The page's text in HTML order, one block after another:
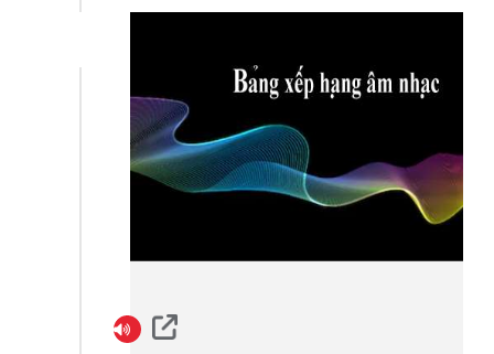
dục, các cộng đồng dân tộc ít
thính giả tìm hiểu về tình hình
phát triển của Đài Loan từ trước
đến nay.